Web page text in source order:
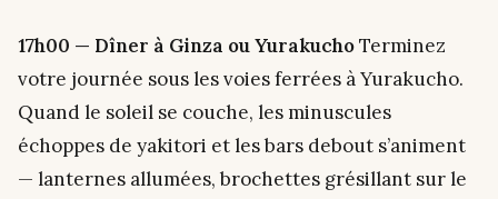
17h00 — Dîner à Ginza ou YurakuchoTerminez
votre journée sous les voies ferrées à Yurakucho.
Quand le soleil se couche, les minuscules
échoppes de yakitori et les bars debout s’animent
— lanternes allumées, brochettes grésillant sur le